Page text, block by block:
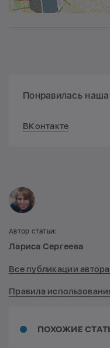
Понравилась
ВКонтакте
ПОХОЖИЕ
Автор статьи:
Лариса Сергеева
Все публикации автора
Правила